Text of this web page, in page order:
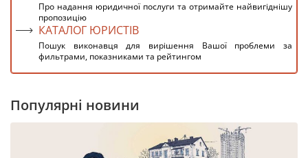
Про надання юридичної послуги та отримайте найвигіднішу
пропозицію
КАТАЛОГ ЮРИСТІВ
Пошук виконавця для вирішення Вашої проблеми за
фильтрами, показниками та рейтингом
Популярні новини